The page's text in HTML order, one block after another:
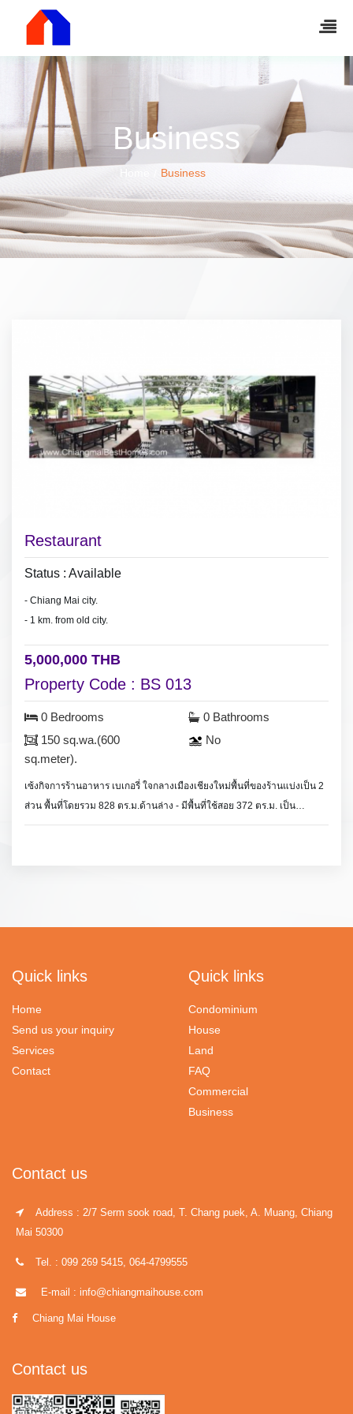
Business
Business
Property Code : BS 013
0 Bedrooms
150 sq.wa.(600
sq.meter).
0 Bathrooms
No
เซ้งกิจการร้านอาหาร เบเกอรี่ ใจกลางเมืองเชียงใหม่พื้นที่ของร้านแบ่งเป็น 2
ส่วน พื้นที่โดยรวม 828 ตร.ม.ด้านล่าง - มีพื้นที่ใช้สอย 372 ตร.ม. เป็น
บรรยากาศโอเพ่นแอร์ สามารถรองรับลูกค้าได้กว่า 100 คน มีทั้งโซนนั่ง
Restaurant
Status : Available
- Chiang Mai city.
- 1 km. from old city.
5,000,000 THB
Quick links
Home
Send us your inquiry
Services
Contact
Quick links
Condominium
House
Land
FAQ
Commercial
Business
Contact us
Address : 2/7 Serm sook road, T. Chang puek, A. Muang, Chiang
Mai 50300
Tel. : 099 269 5415, 064-4799555
E-mail : info@chiangmaihouse.com
Chiang Mai House
Contact us